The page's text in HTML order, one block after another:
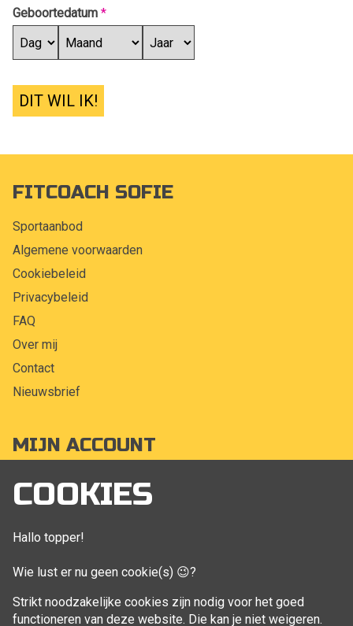
COOKIES
Hallo topper!
Wie lust er nu geen cookie(s) 😉?
Strikt noodzakelijke cookies zijn nodig voor het goed
functioneren van deze website. Die kan je niet weigeren.
Geboortedatum *
DIT WIL IK!
FITCOACH SOFIE
Sportaanbod
Algemene voorwaarden
Cookiebeleid
Privacybeleid
FAQ
Over mij
Contact
Nieuwsbrief
MIJN ACCOUNT
Mijn account
Bestellingen
Aankoop beheren